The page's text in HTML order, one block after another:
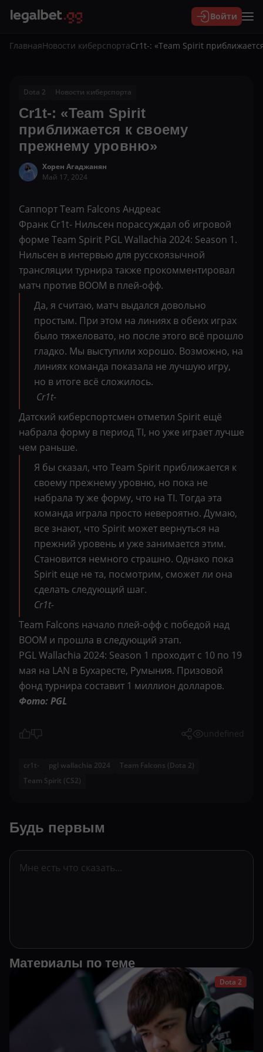
Войти
ГлавнаяНовости киберспортаCr1t-: «Team Spirit
Dota 2 Новости киберспорта
Cr1t-: «Team Spirit
приближается к своему
прежнему уровню»
Хорен Агаджанян
Май 17, 2024
Саппорт Team Falcons Андреас
Франк Cr1t- Нильсен порассуждал об игровой
форме Team Spirit PGL Wallachia 2024: Season 1.
Нильсен в интервью для русскоязычной
трансляции турнира также прокомментировал
матч против BOOM в плей-офф.
Да, я считаю, матч выдался довольно
простым. При этом на линиях в обеих играх
было тяжеловато, но после этого всё прошло
гладко. Мы выступили хорошо. Возможно, на
линиях команда показала не лучшую игру,
но в итоге всё сложилось.
Cr1t-
Датский киберспортсмен отметил Spirit ещё
набрала форму в период TI, но уже играет лучше
чем раньше.
Я бы сказал, что Team Spirit приближается к
своему прежнему уровню, но пока не
набрала ту же форму, что на TI. Тогда эта
команда играла просто невероятно. Думаю,
все знают, что Spirit может вернуться на
прежний уровень и уже занимается этим.
Становится немного страшно. Однако пока
Spirit еще не та, посмотрим, сможет ли она
сделать следующий шаг.
Cr1t-
Team Falcons начало плей-офф с победой над
BOOM и прошла в следующий этап.
PGL Wallachia 2024: Season 1 проходит с 10 по 19
мая на LAN в Бухаресте, Румыния. Призовой
фонд турнира составит 1 миллион долларов.
Фото: PGL
undefined
cr1t- pgl wallachia 2024
Team Falcons (Dota 2)
Team Spirit (CS2)
Будь первым
Материалы по теме
Dota 2